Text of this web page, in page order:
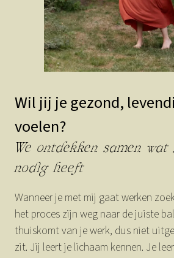
Wil jij je gezond,
voelen?
We ontdekken samen
nodig heeft
Wanneer je met mij gaat werken
het proces zijn weg naar de juiste
thuiskomt van je werk, dus niet
zit. Jij leert je lichaam kennen. Je